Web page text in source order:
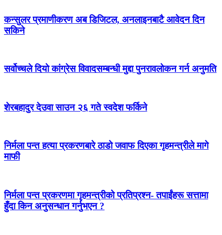
कन्सुलर प्रमाणीकरण अब डिजिटल, अनलाइनबाटै आवेदन दिन
सकिने
सर्वोच्चले दियो कांग्रेस विवादसम्बन्धी मुद्दा पुनरावलोकन गर्न अनुमति
शेरबहादुर देउवा साउन २६ गते स्वदेश फर्किने
निर्मला पन्त हत्या प्रकरणबारे ठाडो जवाफ दिएका गृहमन्त्रीले मागे
माफी
निर्मला पन्त प्रकरणमा गृहमन्त्रीको प्रतिप्रश्न- तपाईंहरू सत्तामा
हुँदा किन अनुसन्धान गर्नुभएन ?